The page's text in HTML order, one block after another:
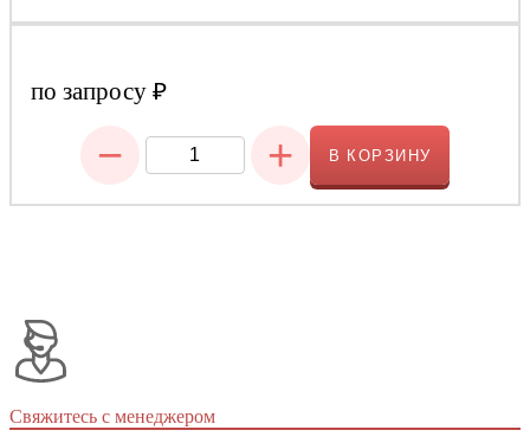
по запросу ₽
− + В КОРЗИНУ
Свяжитесь с менеджером